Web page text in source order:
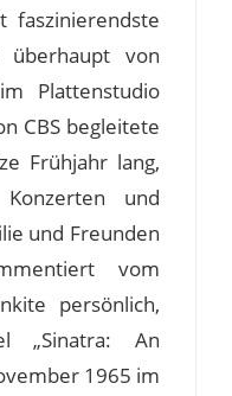
faszinierendste
überhaupt von
Plattenstudio
CBS begleitete
Frühjahr lang,
und
und Freunden
vom
persönlich,
„Sinatra: An
1965 im